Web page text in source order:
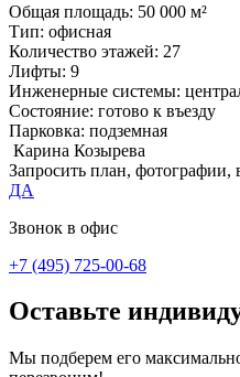
Общая площадь: 50 000 м²
Тип: офисная
Количество этажей: 27
Лифты: 9
Инженерные системы:
Состояние: готово к въезду
Парковка: подземная
Карина Козырева
Запросить план,
ДА
Звонок в офис
+7 (495) 725-00-68
Оставьте
Мы подберем его